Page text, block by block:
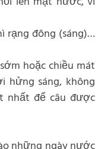
rạng đông (sáng)…
hoặc chiều mát
hửng sáng, không
nhất để câu được